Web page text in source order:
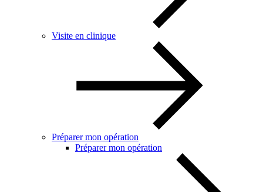
Visite en clinique
Préparer mon opération
Préparer mon opération